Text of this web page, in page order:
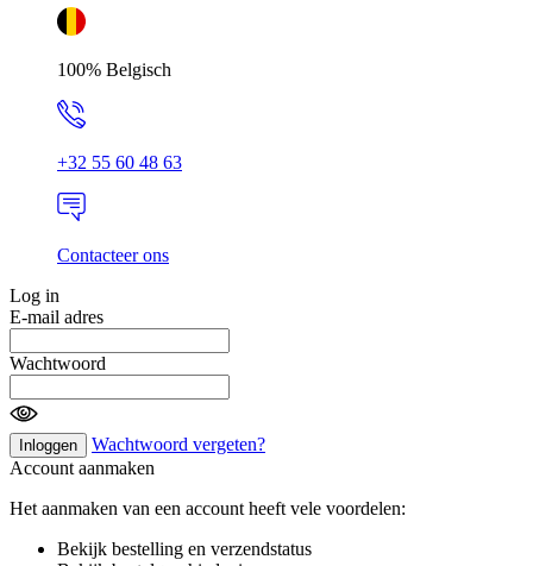
100% Belgisch
+32 55 60 48 63
Contacteer ons
Log in
E-mail adres
Wachtwoord
Inloggen
Wachtwoord vergeten?
Account aanmaken
Het aanmaken van een account heeft vele voordelen:
Bekijk bestelling en verzendstatus